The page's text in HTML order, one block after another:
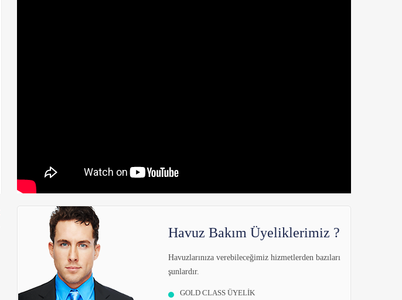
Havuz Bakım Üyeliklerimiz ?
Havuzlarınıza verebileceğimiz hizmetlerden bazıları
şunlardır.
GOLD CLASS ÜYELİK